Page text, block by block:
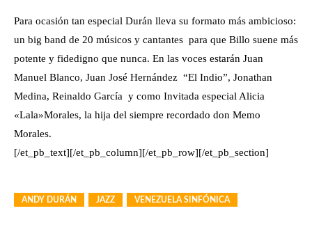
Para ocasión tan especial Durán lleva su formato más ambicioso:
un big band de 20 músicos y cantantes para que Billo suene más
potente y fidedigno que nunca. En las voces estarán Juan
Manuel Blanco, Juan José Hernández “El Indio”, Jonathan
Medina, Reinaldo García y como Invitada especial Alicia
«Lala»Morales, la hija del siempre recordado don Memo
Morales.
[/et_pb_text][/et_pb_column][/et_pb_row][/et_pb_section]
ANDY DURÁN JAZZ VENEZUELA SINFÓNICA